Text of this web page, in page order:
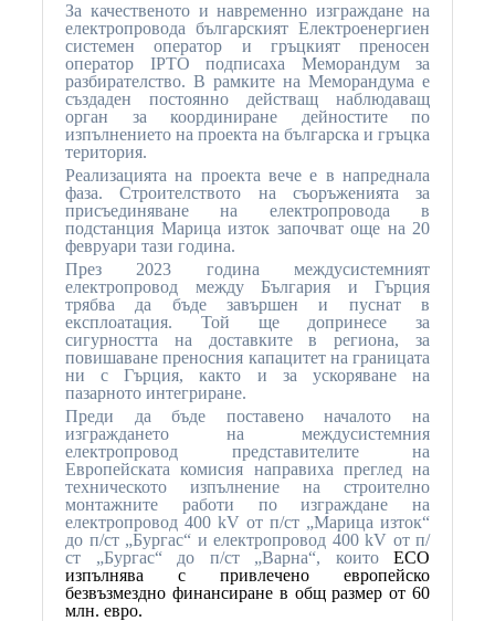
За качественото и навременно изграждане на
електропровода българският Електроенергиен
системен оператор и гръцкият преносен
оператор IPTO подписаха Меморандум за
разбирателство. В рамките на Меморандума е
създаден постоянно действащ наблюдаващ
орган за координиране дейностите по
изпълнението на проекта на българска и гръцка
територия.
Реализацията на проекта вече е в напреднала
фаза. Строителството на съоръженията за
присъединяване на електропровода в
подстанция Марица изток започват още на 20
февруари тази година.
През 2023 година междусистемният
електропровод между България и Гърция
трябва да бъде завършен и пуснат в
експлоатация. Той ще допринесе за
сигурността на доставките в региона, за
повишаване преносния капацитет на границата
ни с Гърция, както и за ускоряване на
пазарното интегриране.
Преди да бъде поставено началото на
изграждането на междусистемния
електропровод представителите на
Европейската комисия направиха преглед на
техническото изпълнение на строително
монтажните работи по изграждане на
електропровод 400 kV от п/ст „Марица изток“
до п/ст „Бургас“ и електропровод 400 kV от п/
ст „Бургас“ до п/ст „Варна“, коитоЕСО
изпълнява с привлечено европейско
безвъзмездно финансиране в общ размер от 60
млн. евро.